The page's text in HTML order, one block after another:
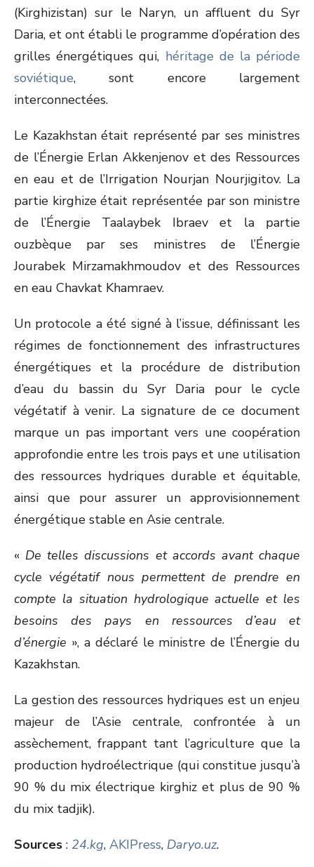
(Kirghizistan) sur le Naryn, un affluent du Syr
Daria, et ont établi le programme d’opération des
grilles énergétiques qui, héritage de la période
soviétique, sont encore largement
interconnectées.
Le Kazakhstan était représenté par ses ministres
de l’Énergie Erlan Akkenjenov et des Ressources
en eau et de l’Irrigation Nourjan Nourjigitov. La
partie kirghize était représentée par son ministre
de l’Énergie Taalaybek Ibraev et la partie
ouzbèque par ses ministres de l’Énergie
Jourabek Mirzamakhmoudov et des Ressources
en eau Chavkat Khamraev.
Un protocole a été signé à l’issue, définissant les
régimes de fonctionnement des infrastructures
énergétiques et la procédure de distribution
d’eau du bassin du Syr Daria pour le cycle
végétatif à venir. La signature de ce document
marque un pas important vers une coopération
approfondie entre les trois pays et une utilisation
des ressources hydriques durable et équitable,
ainsi que pour assurer un approvisionnement
énergétique stable en Asie centrale.
« De telles discussions et accords avant chaque
cycle végétatif nous permettent de prendre en
compte la situation hydrologique actuelle et les
besoins des pays en ressources d’eau et
d’énergie », a déclaré le ministre de l’Énergie du
Kazakhstan.
La gestion des ressources hydriques est un enjeu
majeur de l’Asie centrale, confrontée à un
assèchement, frappant tant l’agriculture que la
production hydroélectrique (qui constitue jusqu’à
90 % du mix électrique kirghiz et plus de 90 %
du mix tadjik).
Sources : 24.kg, AKIPress, Daryo.uz.